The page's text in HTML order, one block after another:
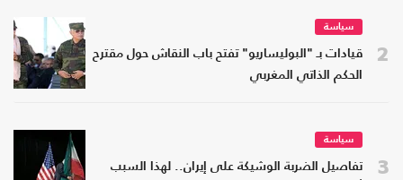
2
سياسة
قيادات بـ "البوليساريو" تفتح باب النقاش حول مقترح
الحكم الذاتي المغربي
3
سياسة
تفاصيل الضربة الوشيكة على إيران.. لهذا السبب